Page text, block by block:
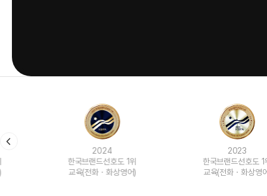
한국브랜드선호도 1위
교육(전화ㆍ화상영어)
한국브랜드선호도 1위
교육(전화ㆍ화상영어)